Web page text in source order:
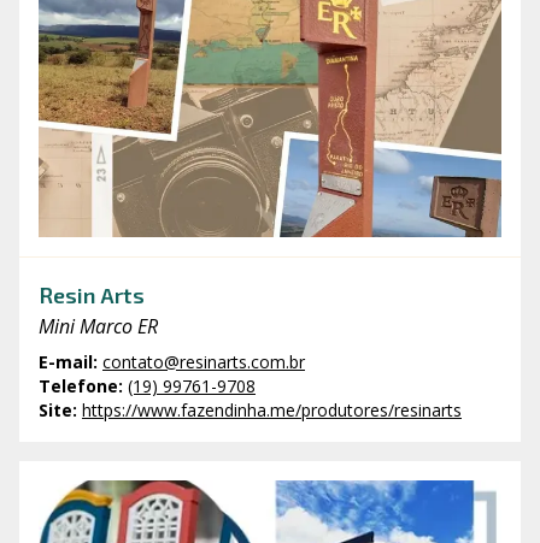
Resin Arts
Mini Marco ER
E-mail: contato@resinarts.com.br
Telefone: (19) 99761-9708
Site: https://www.fazendinha.me/produtores/resinarts